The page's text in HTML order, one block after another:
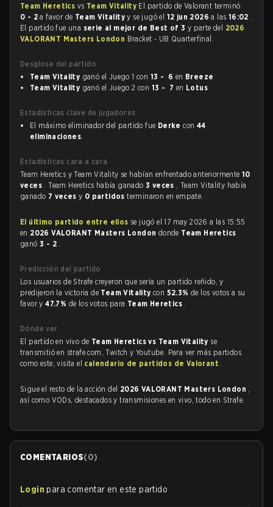
Team Heretics vs Team Vitality El partido de Valorant terminó
0 - 2 a favor de Team Vitalityy se jugó el 12 jun 2026a las 16:02 .
El partido fue una serie al mejor de Best of 3 y parte del 2026
VALORANT Masters London Bracket - UB Quarterfinal.
Desglose del partido
Team Vitality ganó el Juego 1 con 13 - 6 en Breeze
Team Vitality ganó el Juego 2 con 13 - 7 en Lotus
Estadísticas clave de jugadores
El máximo eliminador del partido fue Derke con 44
eliminaciones.
Estadísticas cara a cara
Team Heretics y Team Vitality se habían enfrentado anteriormente 10
veces . Team Heretics había ganado3 veces , Team Vitality había
ganado 7 vecesy 0 partidosterminaron en empate.
El último partido entre ellos se jugó el 17 may 2026 a las 15:55
en 2026 VALORANT Masters London donde Team Heretics
ganó 3 - 2 .
Predicción del partido
Los usuarios de Strafe creyeron que sería un partido reñido, y
predijeron la victoria de Team Vitalitycon 52.3%de los votos a su
favor y47.7% de los votos para Team Heretics .
Dónde ver
El partido en vivo de Team Heretics vs Team Vitality se
transmitió en strafe.com, Twitch y Youtube. Para ver más partidos
como este, visita el calendario de partidos de Valorant .
Sigue el resto de la acción del 2026 VALORANT Masters London ,
así como VODs, destacados y transmisiones en vivo, todo en Strafe.
COMENTARIOS(0)
Login para comentar en este partido